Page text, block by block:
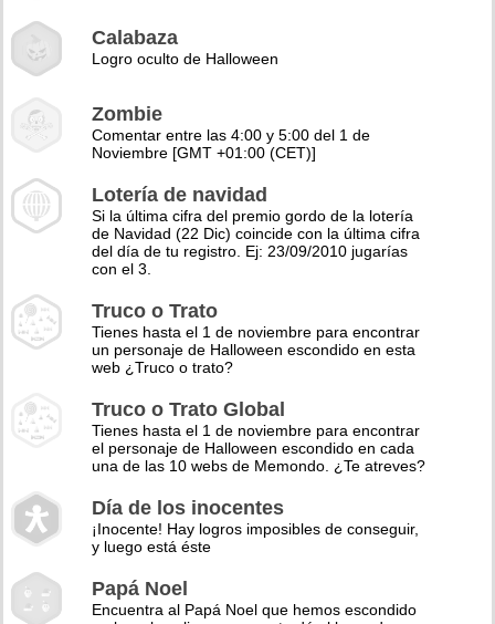
Calabaza
Logro oculto de Halloween
Zombie
Comentar entre las 4:00 y 5:00 del 1 de
Noviembre [GMT +01:00 (CET)]
Lotería de navidad
Si la última cifra del premio gordo de la lotería
de Navidad (22 Dic) coincide con la última cifra
del día de tu registro. Ej: 23/09/2010 jugarías
con el 3.
Truco o Trato
Tienes hasta el 1 de noviembre para encontrar
un personaje de Halloween escondido en esta
web ¿Truco o trato?
Truco o Trato Global
Tienes hasta el 1 de noviembre para encontrar
el personaje de Halloween escondido en cada
una de las 10 webs de Memondo. ¿Te atreves?
Día de los inocentes
¡Inocente! Hay logros imposibles de conseguir,
y luego está éste
Papá Noel
Encuentra al Papá Noel que hemos escondido